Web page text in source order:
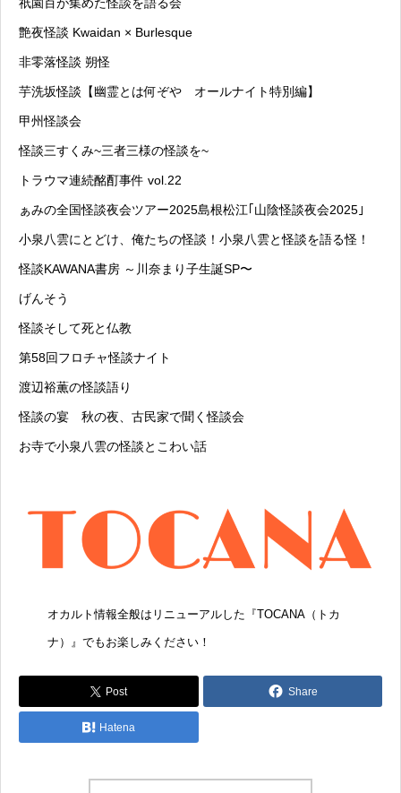
艶夜怪談 Kwaidan × Burlesque
非零落怪談 朔怪
芋洗坂怪談【幽霊とは何ぞや オールナイト特別編】
甲州怪談会
怪談三すくみ~三者三様の怪談を~
トラウマ連続酩酊事件 vol.22
ぁみの全国怪談夜会ツアー2025島根松江｢山陰怪談夜会2025｣
小泉八雲にとどけ、俺たちの怪談！小泉八雲と怪談を語る怪！
怪談KAWANA書房 ～川奈まり子生誕SP〜
げんそう
怪談そして死と仏教
第58回フロチャ怪談ナイト
渡辺裕薫の怪談語り
怪談の宴 秋の夜、古民家で聞く怪談会
お寺で小泉八雲の怪談とこわい話
オカルト情報全般はリニューアルした『TOCANA（トカ
ナ） 』でもお楽しみください！
Post Share
Hatena